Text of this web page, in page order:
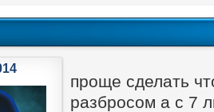
проще сделать
разбросом а с 7